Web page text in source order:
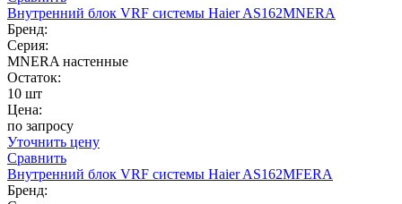
Внутренний блок VRF системы Haier AS162MNERA
Бренд:
Серия:
MNERA настенные
Остаток:
10 шт
Цена:
по запросу
Уточнить цену
Сравнить
Внутренний блок VRF системы Haier AS162MFERA
Бренд: